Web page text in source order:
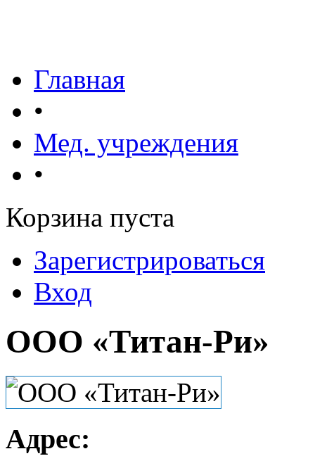
Главная
•
Мед. учреждения
•
Корзина пуста
Зарегистрироваться
Вход
ООО «Титан-Ри»
Адрес: